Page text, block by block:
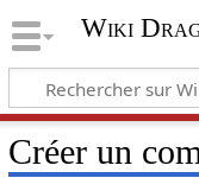
Wiki
Créer un